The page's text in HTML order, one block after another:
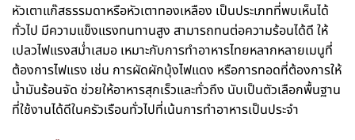
หัวเตาแก๊สธรรมดาหรือหัวเตาทองเหลือง เป็นประเภทที่พบเห็นได้
ทั่วไป มีความแข็งแรงทนทานสูง สามารถทนต่อความร้อนได้ดี ให้
เปลวไฟแรงสม่ำเสมอ เหมาะกับการทำอาหารไทยหลากหลายเมนูที่
ต้องการไฟแรง เช่น การผัดผักบุ้งไฟแดง หรือการทอดที่ต้องการให้
น้ำมันร้อนจัด ช่วยให้อาหารสุกเร็วและทั่วถึง นับเป็นตัวเลือกพื้นฐาน
ที่ใช้งานได้ดีในครัวเรือนทั่วไปที่เน้นการทำอาหารเป็นประจำ